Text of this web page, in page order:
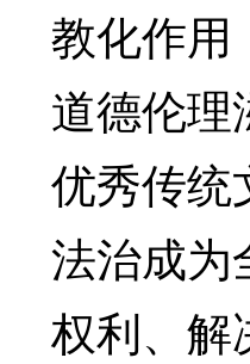
教化作用
道德伦理
优秀传统
法治成为
权利、解